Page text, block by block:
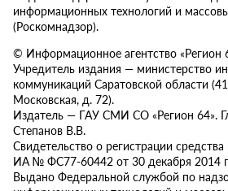
информационных технологий и
(Роскомнадзор).
© Информационное агентство «Регион
Учредитель издания — министерство
коммуникаций Саратовской области
Московская, д. 72).
Издатель — ГАУ СМИ СО «Регион 64».
Степанов В.В.
Свидетельство о регистрации
ИА № ФС77-60442 от 30 декабря 2014
Выдано Федеральной службой по